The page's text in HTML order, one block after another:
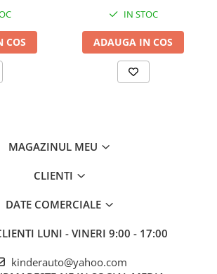
COS
IN STOC
ADAUGA IN COS
MAGAZINUL MEU
CLIENTI
DATE COMERCIALE
LUNI - VINERI 9:00 - 17:00
kinderauto@yahoo.com